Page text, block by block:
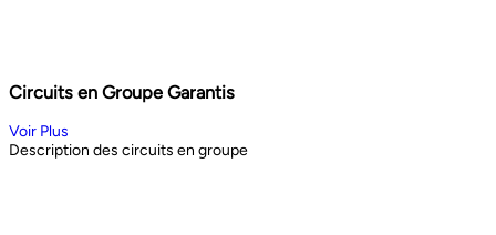
Circuits en Groupe Garantis
Voir Plus
Description des circuits en groupe